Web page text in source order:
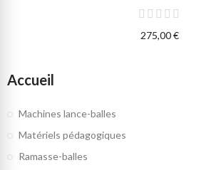
275,00 €
Accueil
Machines lance-balles
Matériels pédagogiques
Ramasse-balles